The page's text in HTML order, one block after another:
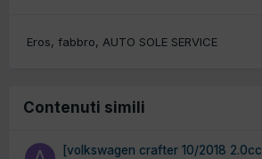
Eros fabbro AUTO SOLE SERVICE
Contenuti simili
[volkswagen crafter 10/2018 2.0cc